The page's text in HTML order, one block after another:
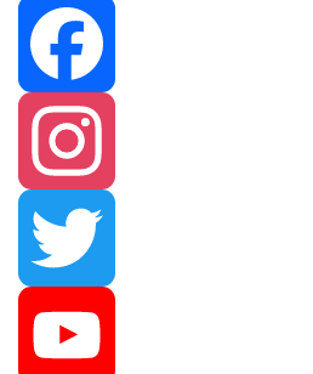
Facebook
Instagram
Twitter